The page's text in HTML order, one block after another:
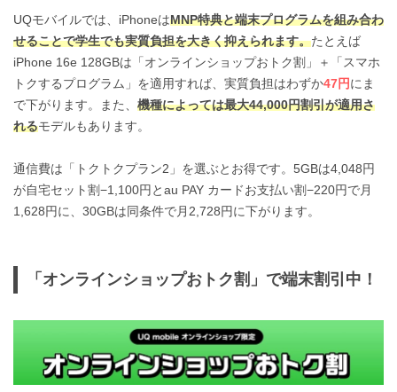
UQモバイルでは、iPhoneはMNP特典と端末プログラムを組み合わ
せることで学生でも実質負担を大きく抑えられます。たとえば
iPhone 16e 128GBは「オンラインショップおトク割」＋「スマホ
トクするプログラム」を適用すれば、実質負担はわずか47円にま
で下がります。また、 機種によっては最大44,000円割引が適用さ
れるモデルもあります。
通信費は「トクトクプラン2」を選ぶとお得です。5GBは4,048円
が自宅セット割−1,100円とau PAY カードお支払い割−220円で月
1,628円に、30GBは同条件で月2,728円に下がります。
「オンラインショップおトク割」で端末割引中！